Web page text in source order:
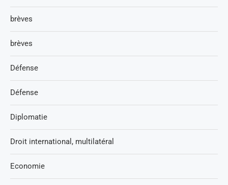
brèves
brèves
Défense
Défense
Diplomatie
Droit international, multilatéral
Economie